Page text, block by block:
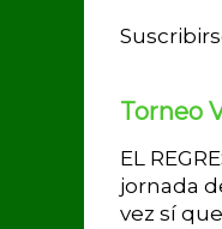
Torneo
EL
jornada
vez sí que